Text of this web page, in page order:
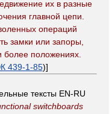
их в разные
главной цепи.
операций
замки или запоры,
положениях.
439-1-85)]
тексты EN-RU
switchboards